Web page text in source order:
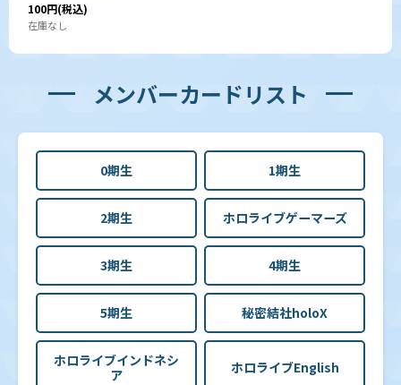
100円(税込)
在庫なし
メンバーカードリスト
0期生 1期生
2期生 ホロライブゲーマーズ
3期生 4期生
5期生 秘密結社holoX
ホロライブインドネシ
ア
ホロライブEnglish